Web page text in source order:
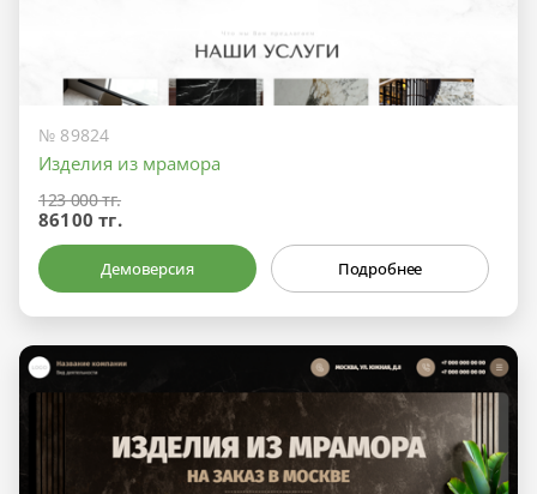
№ 89824
Изделия из мрамора
123 000 тг.
86100 тг.
Демоверсия Подробнее